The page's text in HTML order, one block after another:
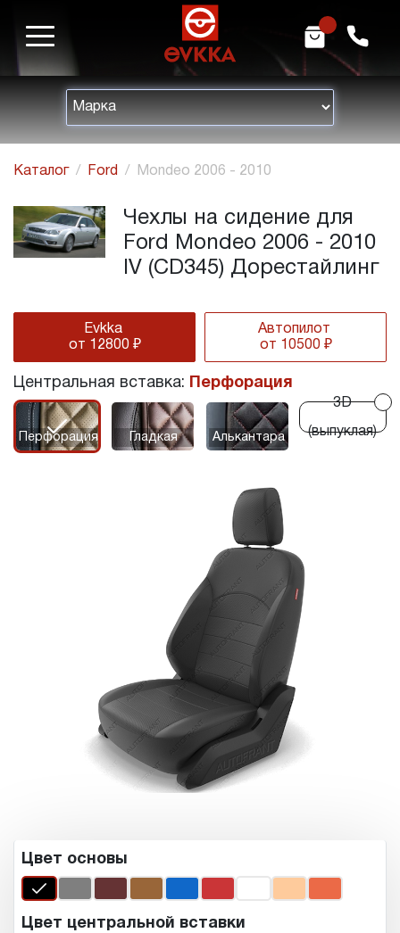
h m
Каталог Ford Mondeo 2006 - 2010
Чехлы на сидение для
Ford Mondeo 2006 - 2010
IV (CD345) Дорестайлинг
Evkka
от 12800 ₽
Автопилот
от 10500 ₽
Центральная вставка: Перфорация
r
Перфорация Гладкая Алькантара
3D
(выпуклая)
Цвет основы
Цвет центральной вставки